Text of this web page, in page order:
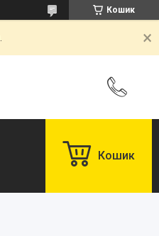
Кошик
Кошик